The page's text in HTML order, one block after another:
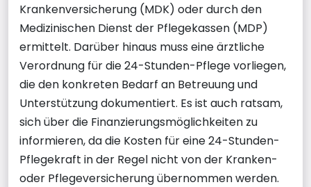
Krankenversicherung (MDK) oder durch den
Medizinischen Dienst der Pflegekassen (MDP)
ermittelt. Darüber hinaus muss eine ärztliche
Verordnung für die 24-Stunden-Pflege vorliegen,
die den konkreten Bedarf an Betreuung und
Unterstützung dokumentiert. Es ist auch ratsam,
sich über die Finanzierungsmöglichkeiten zu
informieren, da die Kosten für eine 24-Stunden-
Pflegekraft in der Regel nicht von der Kranken-
oder Pflegeversicherung übernommen werden.